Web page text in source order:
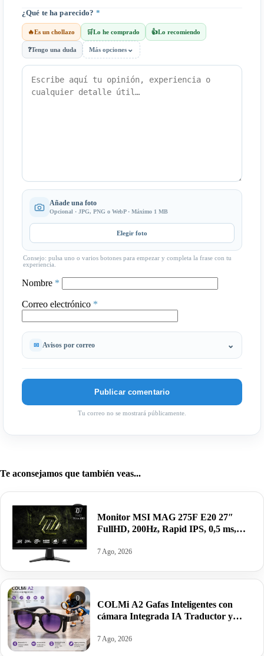
¿Qué te ha parecido? *
🔥Es un chollazo 🛒Lo he comprado 👍Lo recomiendo
❓Tengo una duda Más opciones ⌄
Añade una foto
Opcional · JPG, PNG o WebP · Máximo 1 MB
Elegir foto
Consejo: pulsa uno o varios botones para empezar y completa la frase con tu
experiencia.
Nombre *
Correo electrónico *
Avisos por correo
Tu correo no se mostrará públicamente.
Te aconsejamos que también veas...
0
Monitor MSI MAG 275F E20 27″
FullHD, 200Hz, Rapid IPS, 0,5 ms,
7 Ago, 2026
0
COLMi A2 Gafas Inteligentes con
cámara Integrada IA Traductor y
7 Ago, 2026